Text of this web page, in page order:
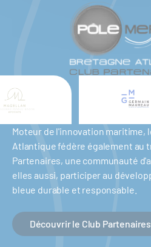
Moteur de l'innovation maritime,
Atlantique fédère également au
Partenaires, une communauté
elles aussi, participer au
bleue durable et responsable.
Découvrir le Club Partenaires